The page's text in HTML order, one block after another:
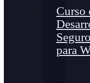
Curso
Seguro
para